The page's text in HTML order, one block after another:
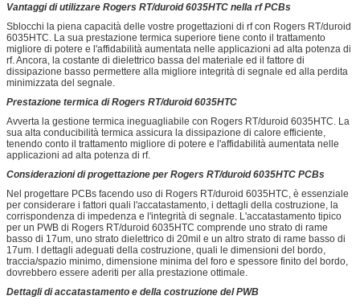
Vantaggi di utilizzare Rogers RT/duroid 6035HTC nella rf PCBs
Sblocchi la piena capacità delle vostre progettazioni di rf con Rogers RT/duroid
6035HTC. La sua prestazione termica superiore tiene conto il trattamento
migliore di potere e l'affidabilità aumentata nelle applicazioni ad alta potenza di
rf. Ancora, la costante di dielettrico bassa del materiale ed il fattore di
dissipazione basso permettere alla migliore integrità di segnale ed alla perdita
minimizzata del segnale.
Prestazione termica di Rogers RT/duroid 6035HTC
Avverta la gestione termica ineguagliabile con Rogers RT/duroid 6035HTC. La
sua alta conducibilità termica assicura la dissipazione di calore efficiente,
tenendo conto il trattamento migliore di potere e l'affidabilità aumentata nelle
applicazioni ad alta potenza di rf.
Considerazioni di progettazione per Rogers RT/duroid 6035HTC PCBs
Nel progettare PCBs facendo uso di Rogers RT/duroid 6035HTC, è essenziale
per considerare i fattori quali l'accatastamento, i dettagli della costruzione, la
corrispondenza di impedenza e l'integrità di segnale. L'accatastamento tipico
per un PWB di Rogers RT/duroid 6035HTC comprende uno strato di rame
basso di 17um, uno strato dielettrico di 20mil e un altro strato di rame basso di
17um. I dettagli adeguati della costruzione, quali le dimensioni del bordo,
traccia/spazio minimo, dimensione minima del foro e spessore finito del bordo,
dovrebbero essere aderiti per alla prestazione ottimale.
Dettagli di accatastamento e della costruzione del PWB